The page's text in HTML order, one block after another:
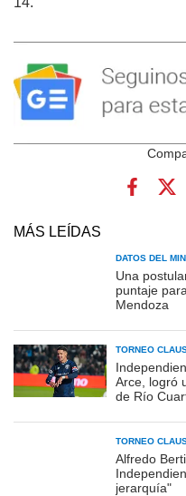
MÁS LEÍDAS
DATOS DEL
Una
puntaje
Mendoza
TORNEO
Arce, logró
de Río
TORNEO
Alfredo
jerarquía"